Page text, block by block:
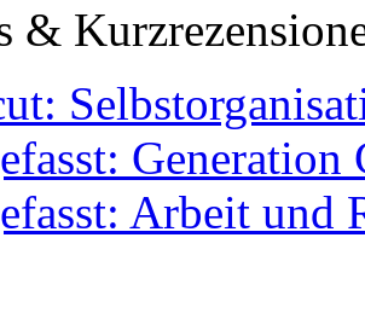
&
Generation
Arbeit und